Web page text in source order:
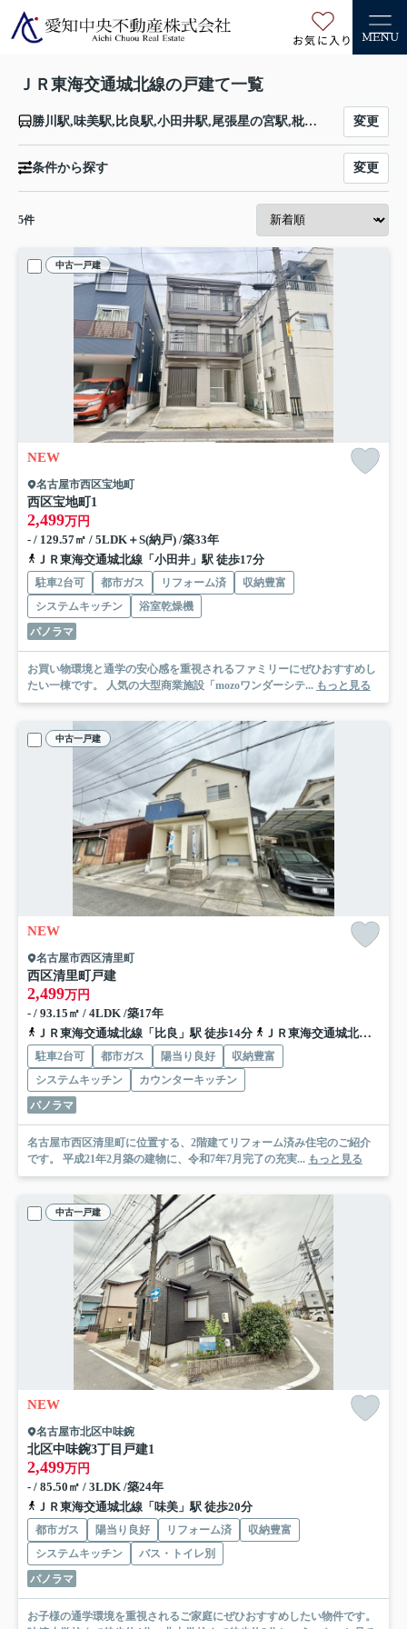
お気に入り MENU
ＪＲ東海交通城北線の戸建て一覧
勝川駅,味美駅,比良駅,小田井駅,尾張星の宮駅,枇杷島駅 変更
条件から探す 変更
5件
中古一戸建
NEW
名古屋市西区宝地町
西区宝地町 1
2,499万円
- / 129.57㎡ / 5LDK＋S(納戸) /築33年
ＪＲ東海交通城北線「小田井」駅 徒歩17分
駐車2台可 都市ガス リフォーム済
収納豊富
システムキッチン
浴室乾燥機
パノラマ
お買い物環境と通学の安心感を重視されるファミリーにぜひおすすめし
たい一棟です。 人気の大型商業施設「mozoワンダーシテ... もっと見る
中古一戸建
NEW
名古屋市西区清里町
西区清里町戸建
2,499万円
- / 93.15㎡ / 4LDK /築17年
ＪＲ東海交通城北線「比良」駅 徒歩14分
ＪＲ東海交通城北線「小田井」駅 徒歩30分
駐車2台可 都市ガス 陽当り良好
収納豊富
システムキッチン
カウンターキッチン
パノラマ
名古屋市西区清里町に位置する、2階建てリフォーム済み住宅のご紹介
です。 平成21年2月築の建物に、令和7年7月完了の充実... もっと見る
中古一戸建
NEW
名古屋市北区中味鋺
北区中味鋺3丁目戸建1
2,499万円
- / 85.50㎡ / 3LDK /築24年
ＪＲ東海交通城北線「味美」駅 徒歩20分
都市ガス 陽当り良好 リフォーム済
収納豊富
システムキッチン
バス・トイレ別
パノラマ
お子様の通学環境を重視されるご家庭にぜひおすすめしたい物件です。